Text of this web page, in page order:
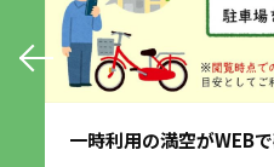
一時利用の満空がWEB